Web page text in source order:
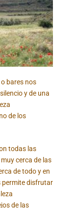
bares nos
y de una
de los
todas las
cerca de las
de todo y en
permite disfrutar
de las